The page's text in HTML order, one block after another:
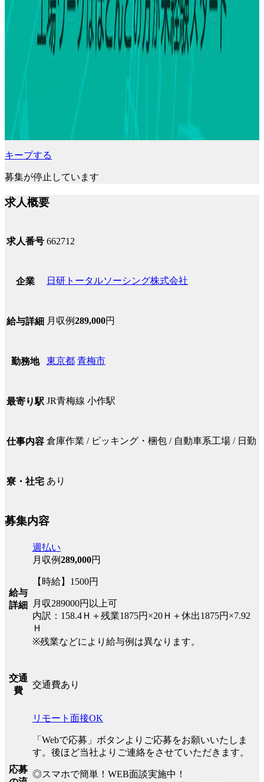
キープする
募集が停止しています
求人概要
求人番号 662712
企業 日研トータルソーシング株式会社
給与詳細 月収例289,000円
勤務地 東京都 青梅市
最寄り駅 JR青梅線 小作駅
仕事内容 倉庫作業 / ピッキング・梱包 / 自動車系工場 / 日勤
寮・社宅 あり
募集内容
給与
詳細
週払い
月収例289,000円
【時給】1500円
月収289000円以上可
内訳：158.4Ｈ＋残業1875円×20Ｈ＋休出1875円×7.92
Ｈ
※残業などにより給与例は異なります。
交通
費
交通費あり
応募
リモート面接OK
「Webで応募」ボタンよりご応募をお願いいたしま
す。後ほど当社よりご連絡をさせていただきます。
◎スマホで簡単！WEB面談実施中！